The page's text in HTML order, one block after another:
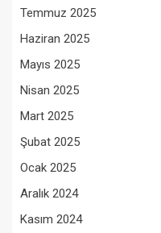
Temmuz 2025
Haziran 2025
Mayıs 2025
Nisan 2025
Mart 2025
Şubat 2025
Ocak 2025
Aralık 2024
Kasım 2024